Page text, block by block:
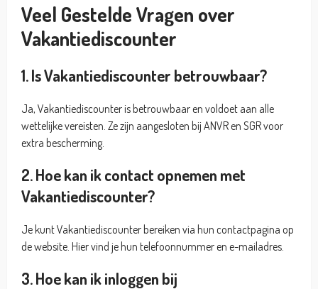
Veel Gestelde Vragen over
Vakantiediscounter
1. Is Vakantiediscounter betrouwbaar?
Ja, Vakantiediscounter is betrouwbaar en voldoet aan alle
wettelijke vereisten. Ze zijn aangesloten bij ANVR en SGR voor
extra bescherming.
2. Hoe kan ik contact opnemen met
Vakantiediscounter?
Je kunt Vakantiediscounter bereiken via hun contactpagina op
de website. Hier vind je hun telefoonnummer en e-mailadres.
3. Hoe kan ik inloggen bij